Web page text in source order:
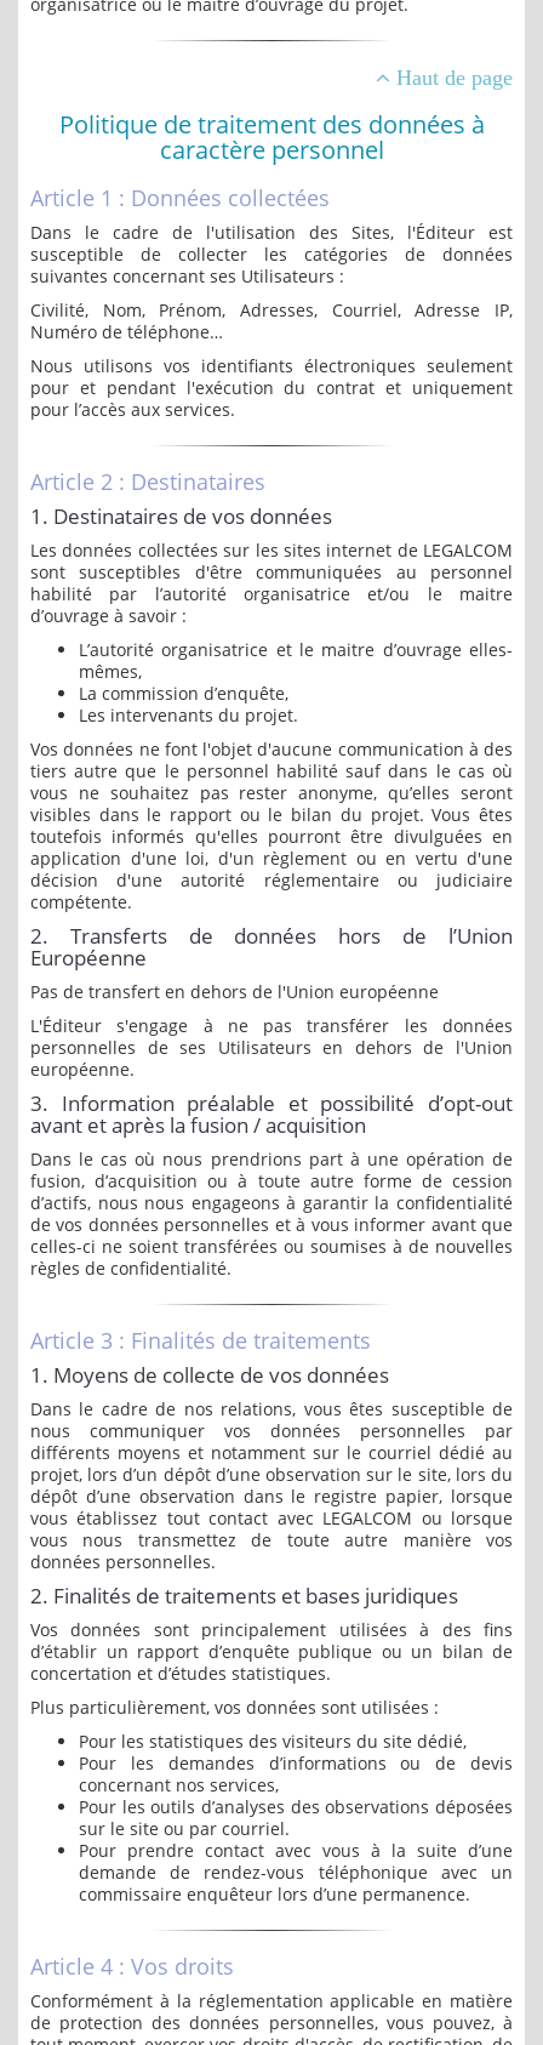
Haut de page
Politique de traitement des données à
caractère personnel
Article 1 : Données collectées
Dans le cadre de l'utilisation des Sites, l'Éditeur est
susceptible de collecter les catégories de données
suivantes concernant ses Utilisateurs :
Civilité, Nom, Prénom, Adresses, Courriel, Adresse IP,
Numéro de téléphone…
Nous utilisons vos identifiants électroniques seulement
pour et pendant l'exécution du contrat et uniquement
pour l’accès aux services.
Article 2 : Destinataires
1. Destinataires de vos données
Les données collectées sur les sites internet de LEGALCOM
sont susceptibles d'être communiquées au personnel
habilité par l’autorité organisatrice et/ou le maitre
d’ouvrage à savoir :
L’autorité organisatrice et le maitre d’ouvrage elles-
mêmes,
La commission d’enquête,
Les intervenants du projet.
Vos données ne font l'objet d'aucune communication à des
tiers autre que le personnel habilité sauf dans le cas où
vous ne souhaitez pas rester anonyme, qu’elles seront
visibles dans le rapport ou le bilan du projet. Vous êtes
toutefois informés qu'elles pourront être divulguées en
application d'une loi, d'un règlement ou en vertu d'une
décision d'une autorité réglementaire ou judiciaire
compétente.
2. Transferts de données hors de l’Union
Européenne
Pas de transfert en dehors de l'Union européenne
L'Éditeur s'engage à ne pas transférer les données
personnelles de ses Utilisateurs en dehors de l'Union
européenne.
3. Information préalable et possibilité d’opt-out
avant et après la fusion / acquisition
Dans le cas où nous prendrions part à une opération de
fusion, d’acquisition ou à toute autre forme de cession
d’actifs, nous nous engageons à garantir la confidentialité
de vos données personnelles et à vous informer avant que
celles-ci ne soient transférées ou soumises à de nouvelles
règles de confidentialité.
Article 3 : Finalités de traitements
1. Moyens de collecte de vos données
Dans le cadre de nos relations, vous êtes susceptible de
nous communiquer vos données personnelles par
différents moyens et notamment sur le courriel dédié au
projet, lors d’un dépôt d’une observation sur le site, lors du
dépôt d’une observation dans le registre papier, lorsque
vous établissez tout contact avec LEGALCOM ou lorsque
vous nous transmettez de toute autre manière vos
données personnelles.
2. Finalités de traitements et bases juridiques
Vos données sont principalement utilisées à des fins
d’établir un rapport d’enquête publique ou un bilan de
concertation et d’études statistiques.
Plus particulièrement, vos données sont utilisées :
Pour les statistiques des visiteurs du site dédié,
Pour les demandes d’informations ou de devis
concernant nos services,
Pour les outils d’analyses des observations déposées
sur le site ou par courriel.
Pour prendre contact avec vous à la suite d’une
demande de rendez-vous téléphonique avec un
commissaire enquêteur lors d’une permanence.
Article 4 : Vos droits
Conformément à la réglementation applicable en matière
de protection des données personnelles, vous pouvez, à